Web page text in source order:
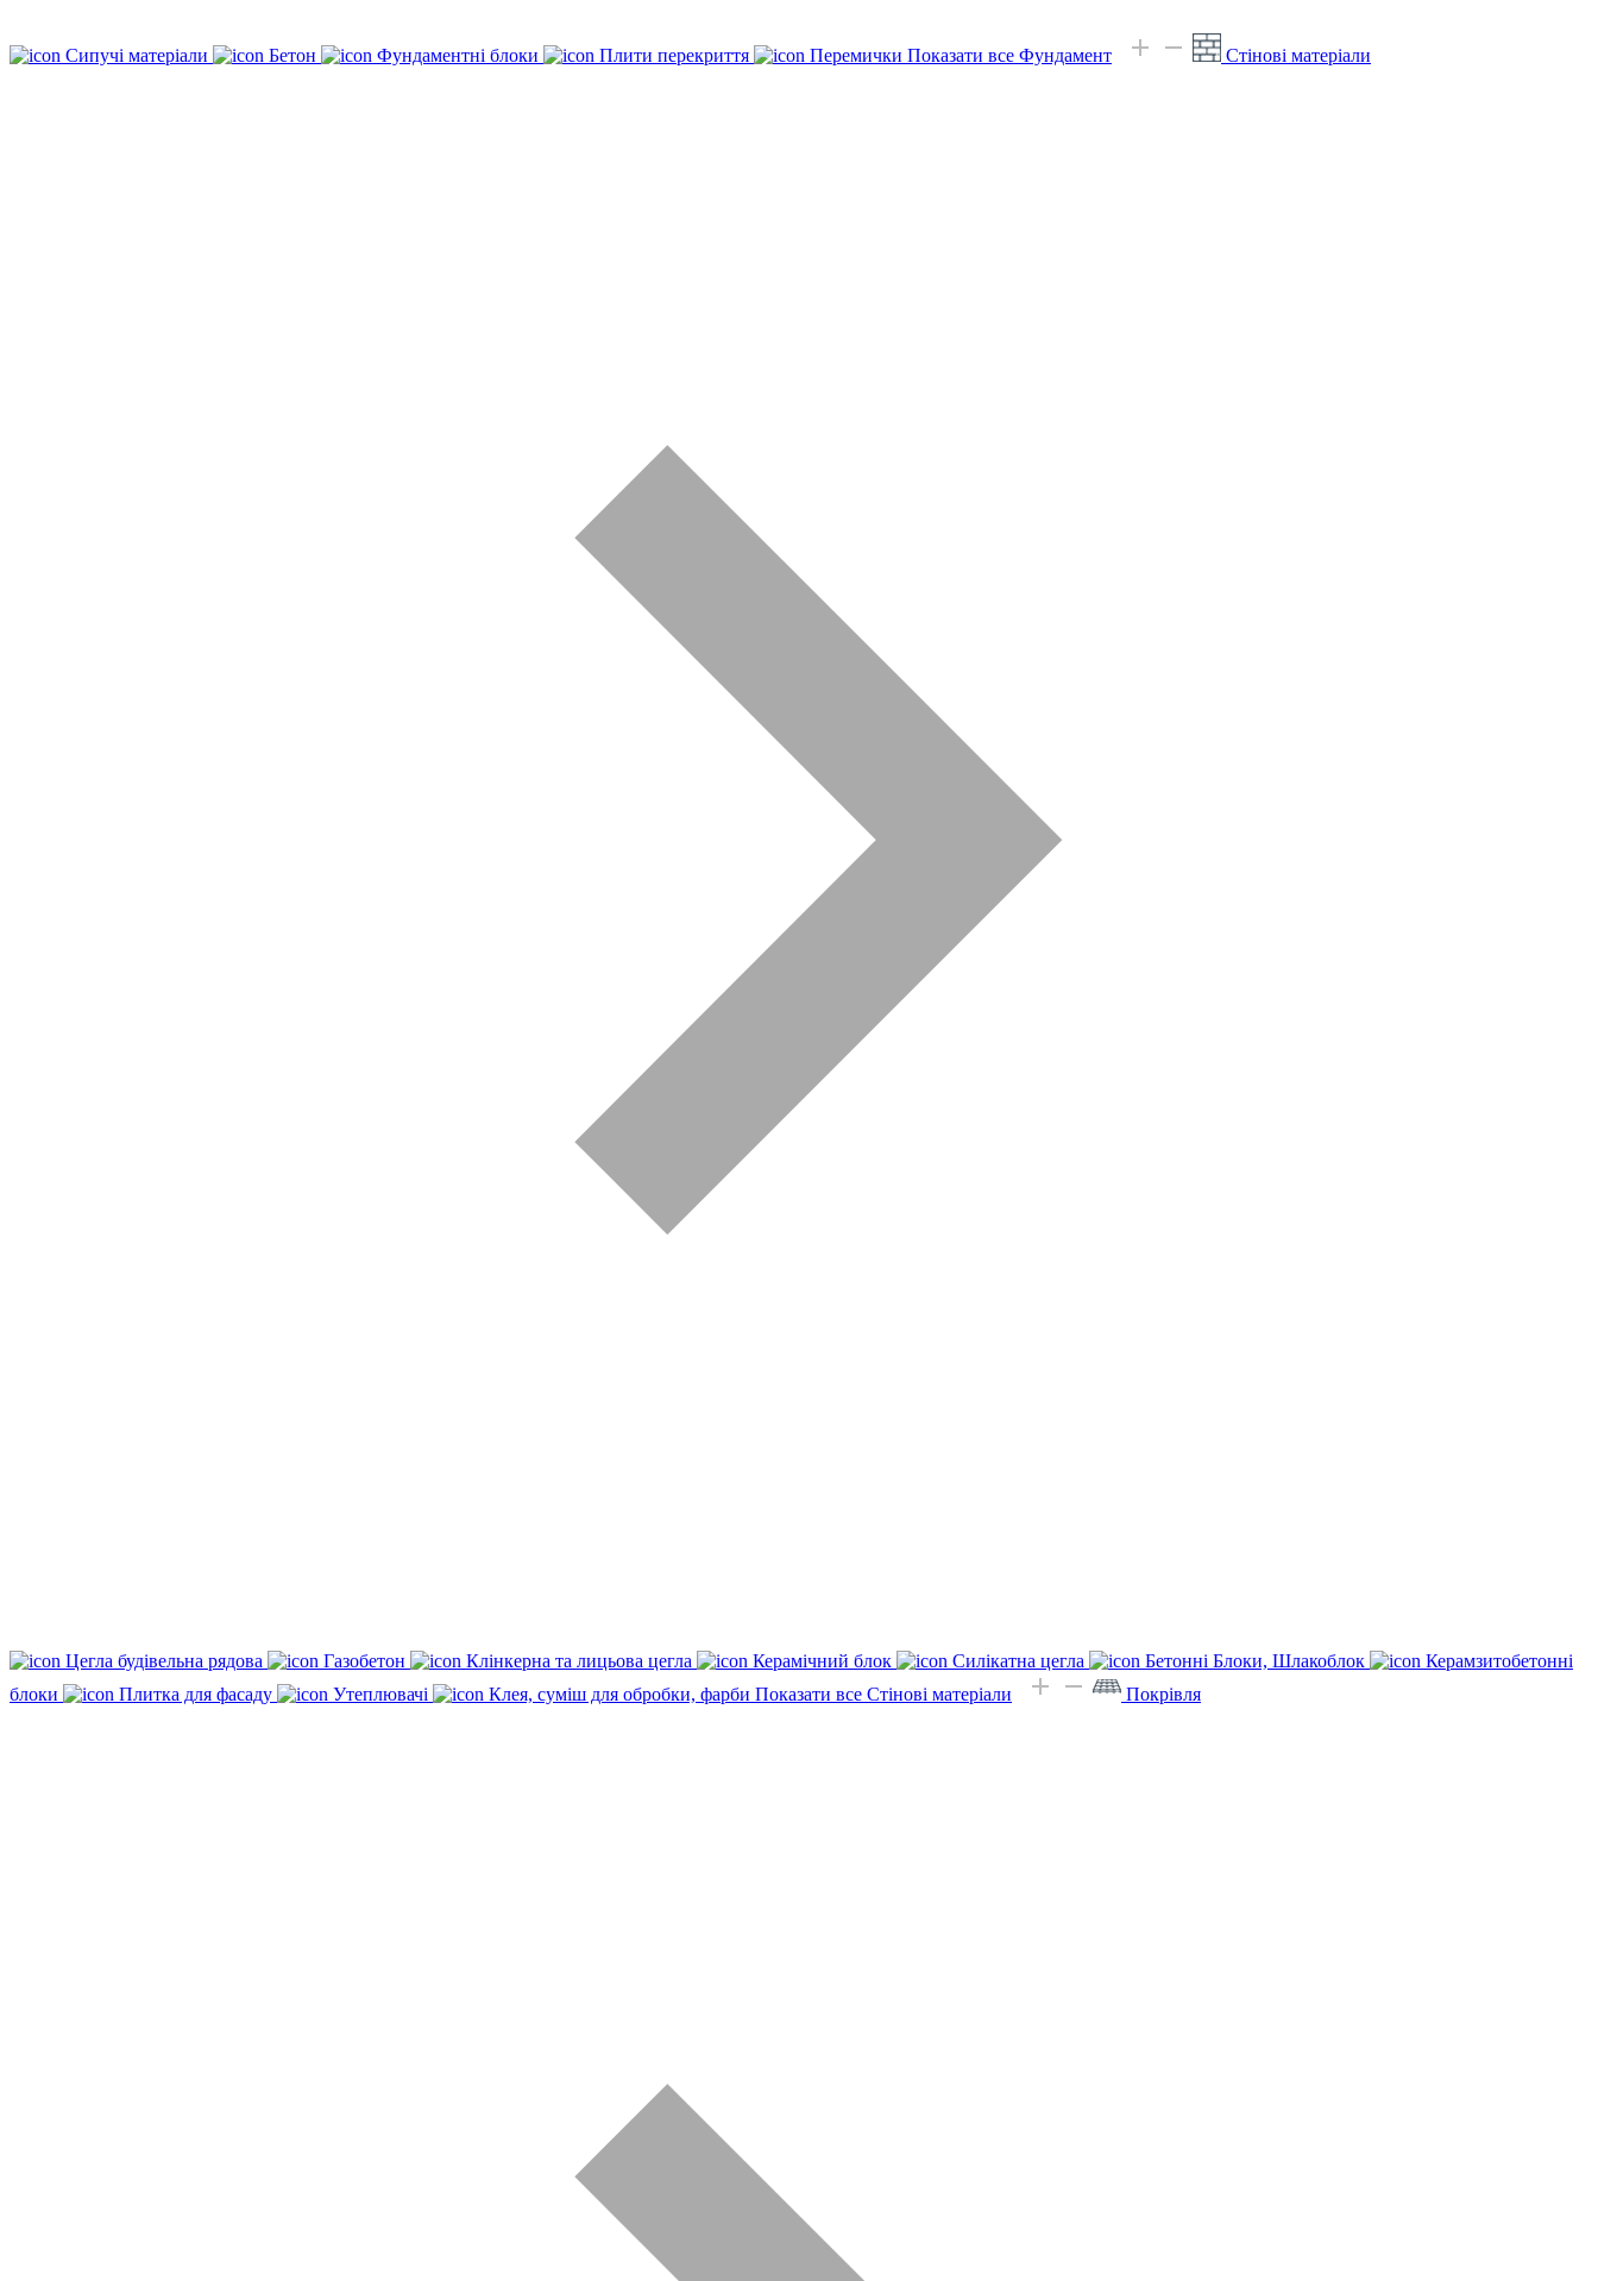
Сипучі матеріали Бетон Фундаментні блоки Плити перекриття Перемички Показати все Фундамент Стінові матеріали
Цегла будівельна рядова Газобетон Клінкерна та лицьова цегла Керамічний блок Силікатна цегла Бетонні Блоки, Шлакоблок
Керамзитобетонні
блоки
Плитка для фасаду Утеплювачі Клея, суміш для обробки, фарби Показати все Стінові матеріали Покрівля